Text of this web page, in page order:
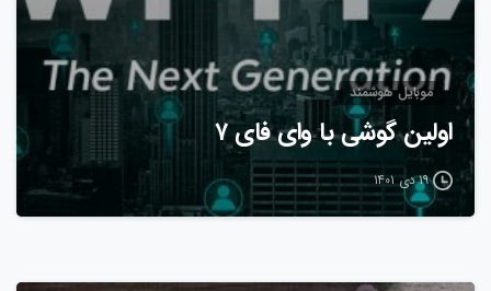
موبایل هوشمند
اولین گوشی با وای فای ۷
۱۹ دی ۱۴۰۱